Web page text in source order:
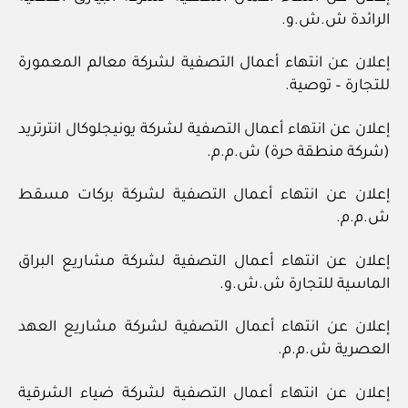
الرائدة ش.ش.و.
إعلان عن انتهاء أعمال التصفية لشركة معالم المعمورة
للتجارة – توصية.
إعلان عن انتهاء أعمال التصفية لشركة يونيجلوكال انترتريد
(شركة منطقة حرة) ش.م.م.
إعلان عن انتهاء أعمال التصفية لشركة بركات مسقط
ش.م.م.
إعلان عن انتهاء أعمال التصفية لشركة مشاريع البراق
الماسية للتجارة ش.ش.و.
إعلان عن انتهاء أعمال التصفية لشركة مشاريع العهد
العصرية ش.م.م.
إعلان عن انتهاء أعمال التصفية لشركة ضياء الشرقية